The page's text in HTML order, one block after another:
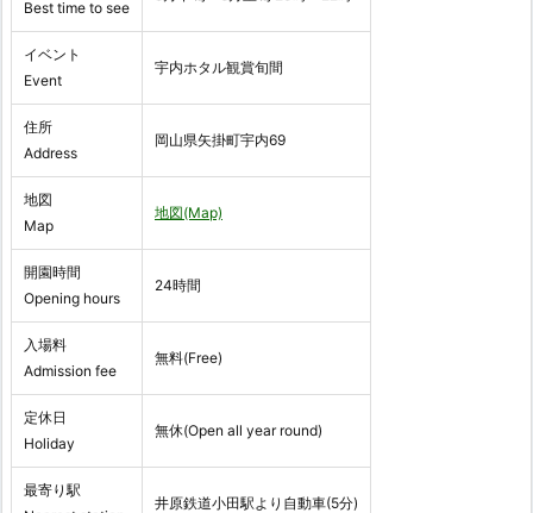
Best time to see
イベント
Event
宇内ホタル観賞旬間
住所
Address
岡山県矢掛町宇内69
地図
Map
地図(Map)
開園時間
Opening hours
24時間
入場料
Admission fee
無料(Free)
定休日
Holiday
無休(Open all year round)
最寄り駅
井原鉄道小田駅より自動車(5分)